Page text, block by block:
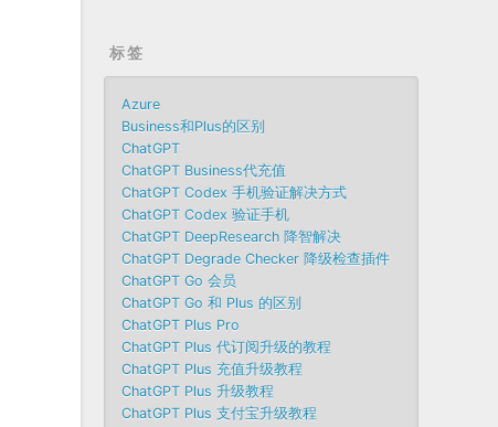
标签
Azure
Business和Plus的区别
ChatGPT
ChatGPT Business代充值
ChatGPT Codex 手机验证解决方式
ChatGPT Codex 验证手机
ChatGPT DeepResearch 降智解决
ChatGPT Degrade Checker 降级检查插件
ChatGPT Go 会员
ChatGPT Go 和 Plus 的区别
ChatGPT Plus Pro
ChatGPT Plus 代订阅升级的教程
ChatGPT Plus 充值升级教程
ChatGPT Plus 升级教程
ChatGPT Plus 支付宝升级教程